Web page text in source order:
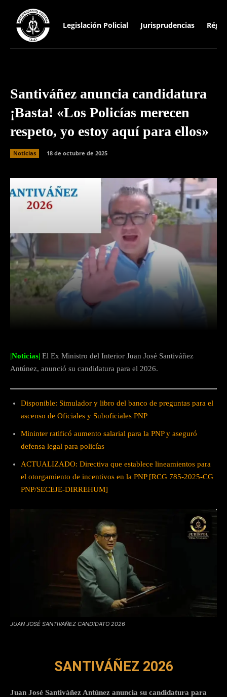
Legislación Policial Jurisprudencias
Santiváñez anuncia candidatura
¡Basta! «Los Policías merecen
respeto, yo estoy aquí para ellos»
Noticias 18 de octubre de 2025
|Noticias| El Ex Ministro del Interior Juan José Santiváñez
Antúnez, anunció su candidatura para el 2026.
Disponible: Simulador y libro del banco de preguntas para el
ascenso de Oficiales y Suboficiales PNP
Mininter ratificó aumento salarial para la PNP y aseguró
defensa legal para policías
ACTUALIZADO: Directiva que establece lineamientos para
el otorgamiento de incentivos en la PNP [RCG 785-2025-CG
PNP/SECEJE-DIRREHUM]
JUAN JOSÉ SANTIVAÑEZ CANDIDATO 2026
SANTIVÁÑEZ 2026
Juan José Santiváñez Antúnez anuncia su candidatura para